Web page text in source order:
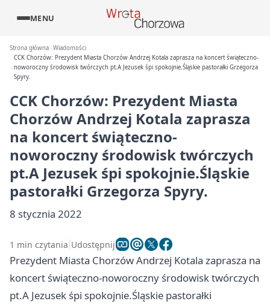
MENU
Strona główna Wiadomości
CCK Chorzów: Prezydent Miasta Chorzów Andrzej Kotala zaprasza na koncert świąteczno-
noworoczny środowisk twórczych pt.A Jezusek śpi spokojnie.Śląskie pastorałki Grzegorza
Spyry.
CCK Chorzów: Prezydent Miasta
Chorzów Andrzej Kotala zaprasza
na koncert świąteczno-
noworoczny środowisk twórczych
pt.A Jezusek śpi spokojnie.Śląskie
pastorałki Grzegorza Spyry.
8 stycznia 2022
1 min czytania Udostępnij
Prezydent Miasta ChorzówAndrzej Kotala zaprasza na
koncert świąteczno-noworoczny środowisk twórczych
pt.A Jezusek śpi spokojnie.Śląskie pastorałki